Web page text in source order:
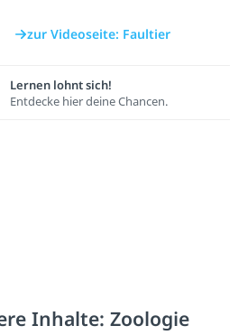
zur Videoseite: Faultier
Lernen lohnt sich!
Entdecke hier deine Chancen.
Inhalte: Zoologie